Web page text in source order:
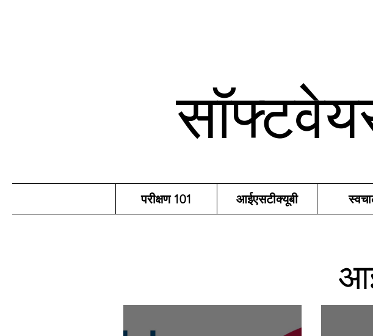
परीक्षण 101 आईएसटीक्यूबी